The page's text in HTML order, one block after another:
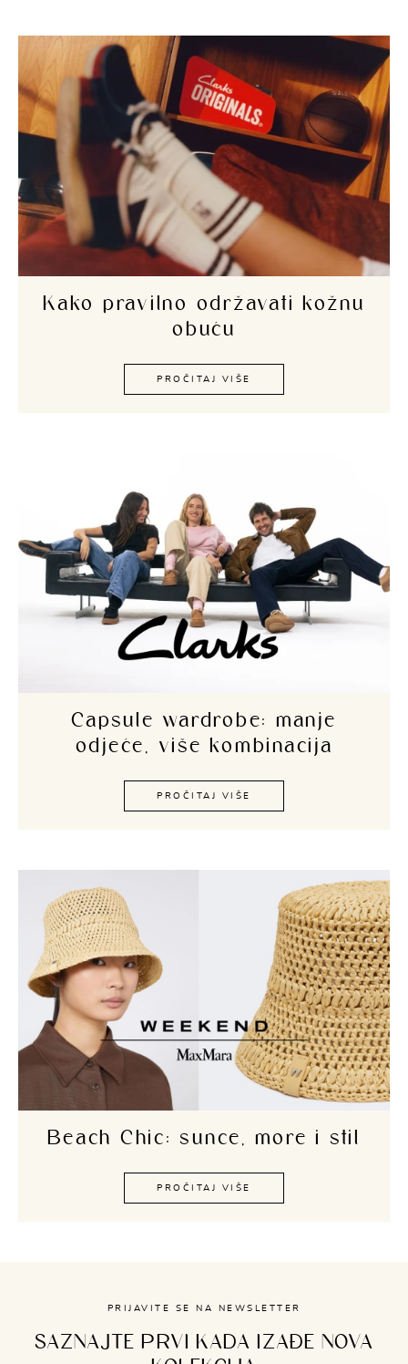
Kako pravilno održavati kožnu
obuću
PROČITAJ VIŠE
Capsule wardrobe: manje
odjeće, više kombinacija
PROČITAJ VIŠE
Beach Chic: sunce, more i stil
PROČITAJ VIŠE
PRIJAVITE SE NA NEWSLETTER
SAZNAJTE PRVI KADA IZAĐE NOVA